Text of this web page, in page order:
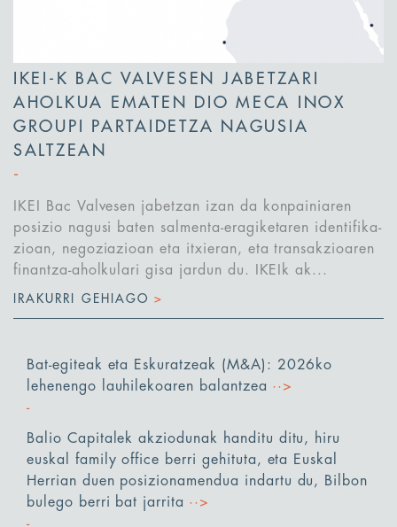
IKEI-K BAC VALVESEN JABETZARI
AHOLKUA EMATEN DIO MECA INOX
GROUPI PARTAIDETZA NAGUSIA
SALTZEAN
IKEI Bac Valvesen jabetzan izan da konpainiaren
posizio nagusi baten salmenta-eragiketaren identifika-
zioan, negoziazioan eta itxieran, eta transakzioaren
finantza-aholkulari gisa jardun du. IKEIk ak...
IRAKURRI GEHIAGO >
Bat-egiteak eta Eskuratzeak (M&A): 2026ko
lehenengo lauhilekoaren balantzea ··>
Balio Capitalek akziodunak handitu ditu, hiru
euskal family office berri gehituta, eta Euskal
Herrian duen posizionamendua indartu du, Bilbon
bulego berri bat jarrita ··>